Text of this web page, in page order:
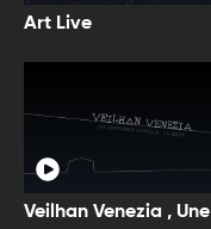
Art Live
Veilhan Venezia , Une